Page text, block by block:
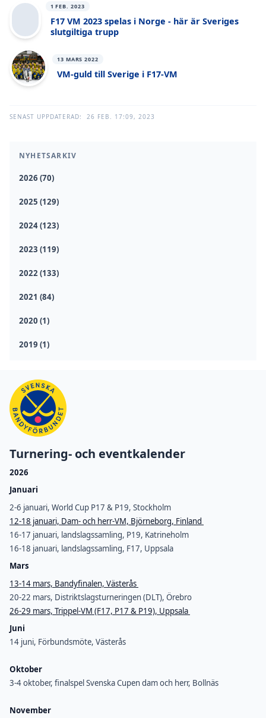
NYHETSARKIV
2026 (70)
2025 (129)
2024 (123)
2023 (119)
2022 (133)
2021 (84)
2020 (1)
2019 (1)
1 FEB. 2023
F17 VM 2023 spelas i Norge - här är Sveriges
slutgiltiga trupp
13 MARS 2022
VM-guld till Sverige i F17-VM
SENAST UPPDATERAD: 26 FEB. 17:09, 2023
Turnering- och eventkalender
2026
Januari
2-6 januari, World Cup P17 & P19, Stockholm
12-18 januari, Dam- och herr-VM, Björneborg, Finland
16-17 januari, landslagssamling, P19, Katrineholm
16-18 januari, landslagssamling, F17, Uppsala
Mars
13-14 mars, Bandyfinalen, Västerås
20-22 mars, Distriktslagsturneringen (DLT), Örebro
26-29 mars, Trippel-VM (F17, P17 & P19), Uppsala
Juni
14 juni, Förbundsmöte, Västerås
Oktober
3-4 oktober, finalspel Svenska Cupen dam och herr, Bollnäs
November